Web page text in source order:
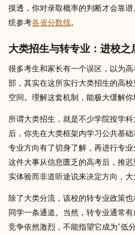
摸透，你对录取概率的判断才会靠
统参考各省分数线。
大类招生与转专业：进校之
很多考生和家长有一个误区，以为
部，其实在这所实行大类招生的高
空间。理解这套机制，能极大缓解你
所谓大类招生，就是不少学院按学
后，你先在大类框架内学习公共基
专业方向有了切身了解，再进行专
这件大事从信息匮乏的高考后，推
实体验而非道听途说来决定方向，大
除了大类分流，该校的转专业政策
同学一条通道。当然，转专业通常
竞争依然激烈，不能指望它成为”低